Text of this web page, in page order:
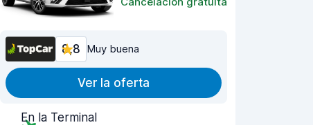
8,8 Muy buena
Ver la oferta
En la Terminal